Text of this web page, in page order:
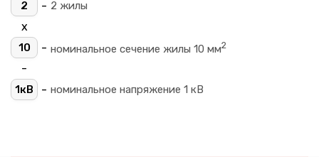
2 - 2 жилы
х
10 - номинальное сечение жилы 10 мм2
-
1кВ - номинальное напряжение 1 кВ